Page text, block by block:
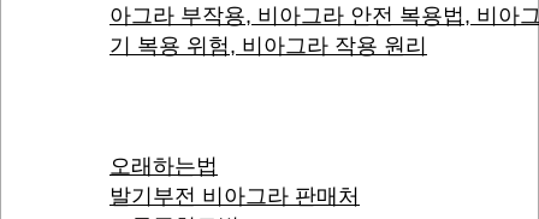
아그라 부작용, 비아그라 안전 복용법, 비아
기 복용 위험, 비아그라 작용 원리
오래하는법
발기부전 비아그라 판매처